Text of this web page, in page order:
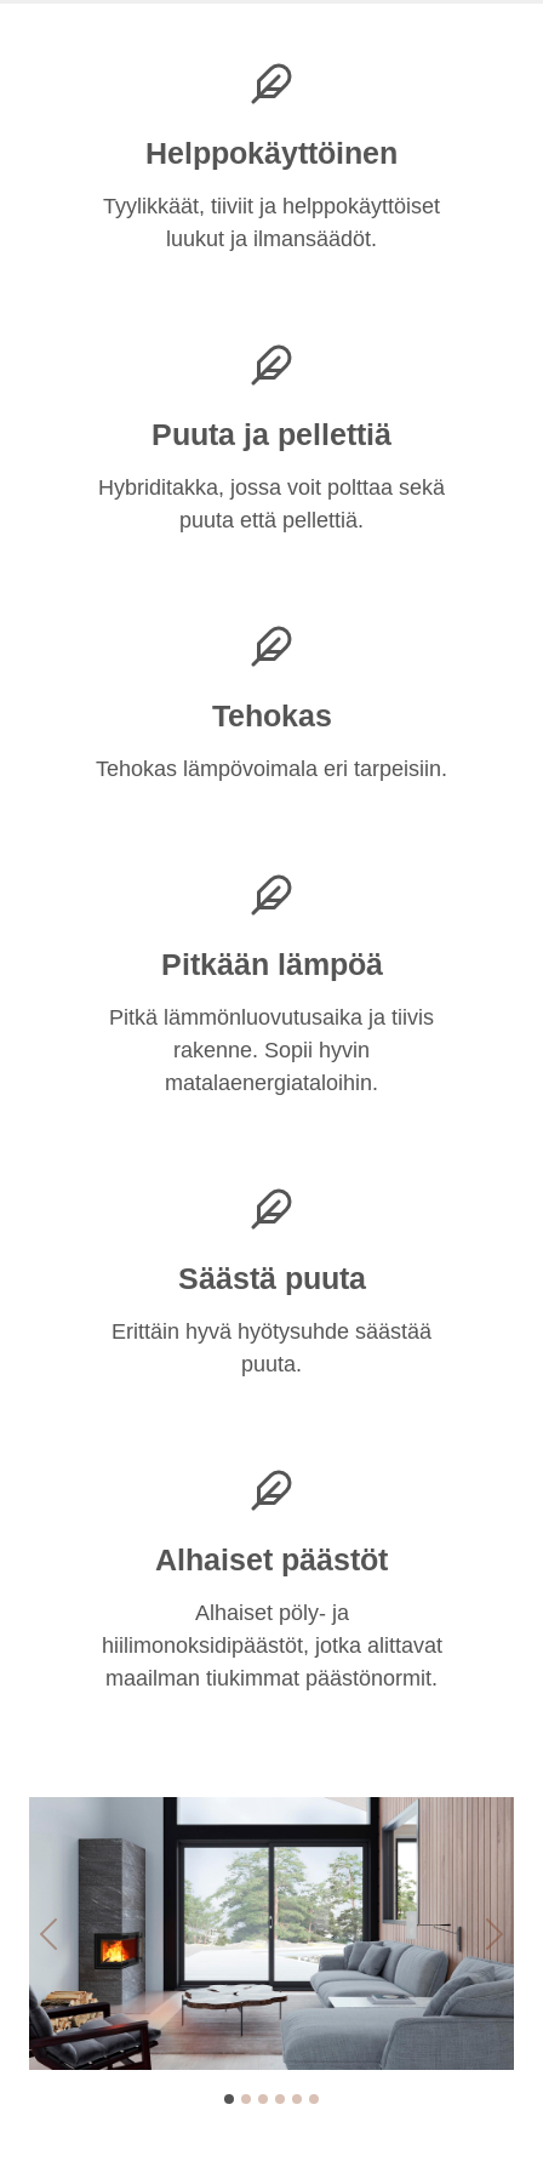
Helppokäyttöinen
Tyylikkäät, tiiviit ja helppokäyttöiset
luukut ja ilmansäädöt.
Puuta ja pellettiä
Hybriditakka, jossa voit polttaa sekä
puuta että pellettiä.
Tehokas
Tehokas lämpövoimala eri tarpeisiin.
Pitkään lämpöä
Pitkä lämmönluovutusaika ja tiivis
rakenne. Sopii hyvin
matalaenergiataloihin.
Säästä puuta
Erittäin hyvä hyötysuhde säästää
puuta.
Alhaiset päästöt
Alhaiset pöly- ja
hiilimonoksidipäästöt, jotka alittavat
maailman tiukimmat päästönormit.
Previous Next